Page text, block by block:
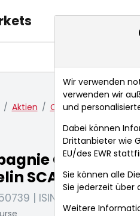
Aktien Compagnie Generale
Generale
SCA
| ISIN: FR0000121261]
Wir verwenden
verwenden wir
und
Dabei können
Drittanbieter wie
EU/des EWR
Sie können alle
Sie jederzeit über
Weitere